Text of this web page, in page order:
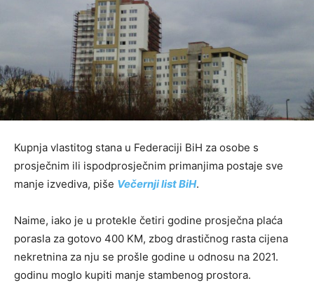
Kupnja vlastitog stana u Federaciji BiH za osobe s
prosječnim ili ispodprosječnim primanjima postaje sve
manje izvediva, piše Večernji list BiH.
Naime, iako je u protekle četiri godine prosječna plaća
porasla za gotovo 400 KM, zbog drastičnog rasta cijena
nekretnina za nju se prošle godine u odnosu na 2021.
godinu moglo kupiti manje stambenog prostora.